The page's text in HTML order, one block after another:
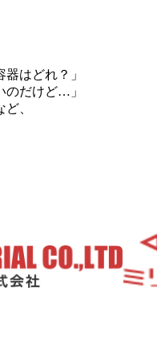
はどれ？」
のだけど…」
、